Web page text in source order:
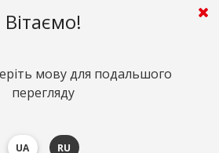
грн.
Вітаємо!
мову для подальшого
перегляду
UA RU